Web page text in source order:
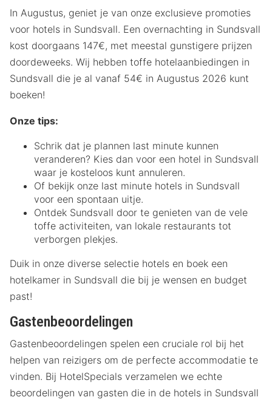
In Augustus, geniet je van onze exclusieve promoties
voor hotels in Sundsvall. Een overnachting in Sundsvall
kost doorgaans 147€, met meestal gunstigere prijzen
doordeweeks. Wij hebben toffe hotelaanbiedingen in
Sundsvall die je al vanaf 54€ in Augustus 2026 kunt
boeken!
Onze tips:
Schrik dat je plannen last minute kunnen
veranderen? Kies dan voor een hotel in Sundsvall
waar je kosteloos kunt annuleren.
Of bekijk onze last minute hotels in Sundsvall
voor een spontaan uitje.
Ontdek Sundsvall door te genieten van de vele
toffe activiteiten, van lokale restaurants tot
verborgen plekjes.
Duik in onze diverse selectie hotels en boek een
hotelkamer in Sundsvall die bij je wensen en budget
past!
Gastenbeoordelingen
Gastenbeoordelingen spelen een cruciale rol bij het
helpen van reizigers om de perfecte accommodatie te
vinden. Bij HotelSpecials verzamelen we echte
beoordelingen van gasten die in de hotels in Sundsvall